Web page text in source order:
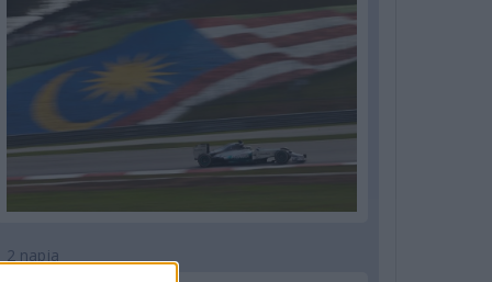
2 napja